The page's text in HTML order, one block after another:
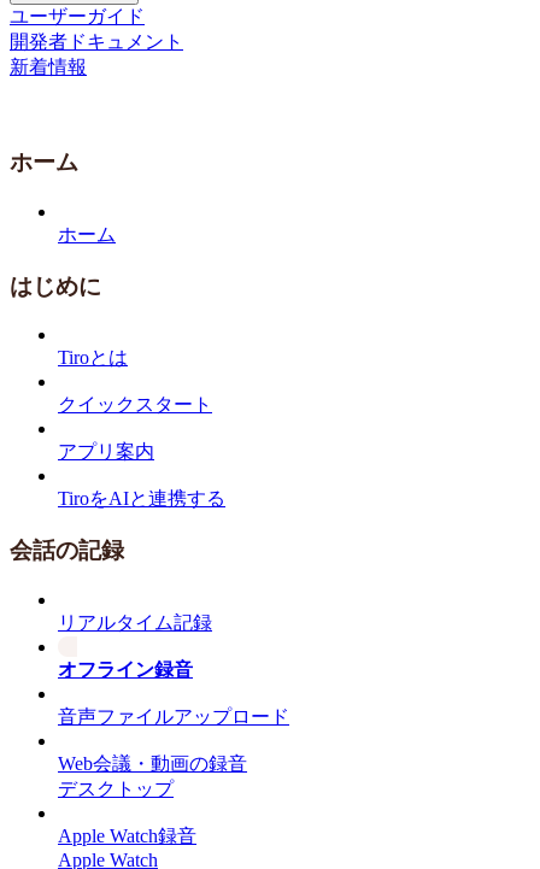
ユーザーガイド
開発者ドキュメント
新着情報
ホーム
ホーム
はじめに
Tiroとは
クイックスタート
アプリ案内
TiroをAIと連携する
会話の記録
リアルタイム記録
オフライン録音
音声ファイルアップロード
Web会議・動画の録音
デスクトップ
Apple Watch録音
Apple Watch